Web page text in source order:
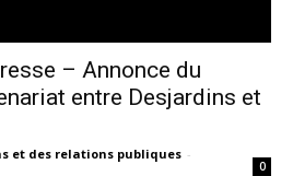
– Annonce du
entre Desjardins et
et des relations publiques -
0